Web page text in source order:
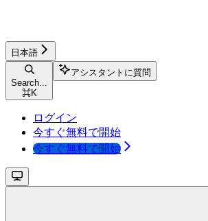
日本語
Search...
⌘K
アシスタントに質問
ログイン
今すぐ無料で開始
今すぐ無料で開始